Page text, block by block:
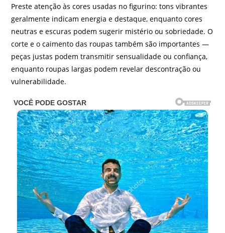
Preste atenção às cores usadas no figurino: tons vibrantes
geralmente indicam energia e destaque, enquanto cores
neutras e escuras podem sugerir mistério ou sobriedade. O
corte e o caimento das roupas também são importantes —
peças justas podem transmitir sensualidade ou confiança,
enquanto roupas largas podem revelar descontração ou
vulnerabilidade.